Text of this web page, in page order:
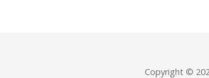
Copyright ©